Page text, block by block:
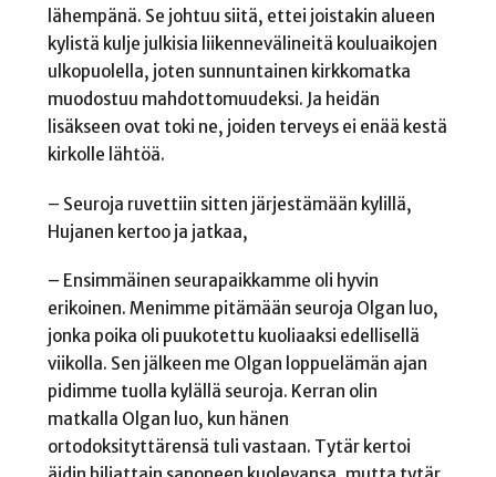
lähempänä. Se johtuu siitä, ettei joistakin alueen
kylistä kulje julkisia liikennevälineitä kouluaikojen
ulkopuolella, joten sunnuntainen kirkkomatka
muodostuu mahdottomuudeksi. Ja heidän
lisäkseen ovat toki ne, joiden terveys ei enää kestä
kirkolle lähtöä.
– Seuroja ruvettiin sitten järjestämään kylillä,
Hujanen kertoo ja jatkaa,
– Ensimmäinen seurapaikkamme oli hyvin
erikoinen. Menimme pitämään seuroja Olgan luo,
jonka poika oli puukotettu kuoliaaksi edellisellä
viikolla. Sen jälkeen me Olgan loppuelämän ajan
pidimme tuolla kylällä seuroja. Kerran olin
matkalla Olgan luo, kun hänen
ortodoksityttärensä tuli vastaan. Tytär kertoi